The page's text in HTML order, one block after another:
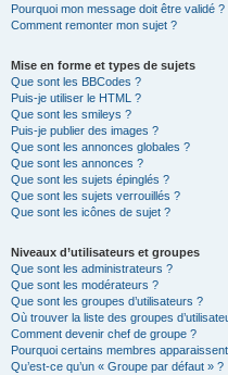
Pourquoi mon message doit être validé ?
Comment remonter mon sujet ?
Mise en forme et types de sujets
Que sont les BBCodes ?
Puis-je utiliser le HTML ?
Que sont les smileys ?
Puis-je publier des images ?
Que sont les annonces globales ?
Que sont les annonces ?
Que sont les sujets épinglés ?
Que sont les sujets verrouillés ?
Que sont les icônes de sujet ?
Niveaux d’utilisateurs et groupes
Que sont les administrateurs ?
Que sont les modérateurs ?
Que sont les groupes d’utilisateurs ?
Où trouver la liste des groupes
Comment devenir chef de groupe ?
Pourquoi certains membres
Qu’est-ce qu’un « Groupe par défaut » ?